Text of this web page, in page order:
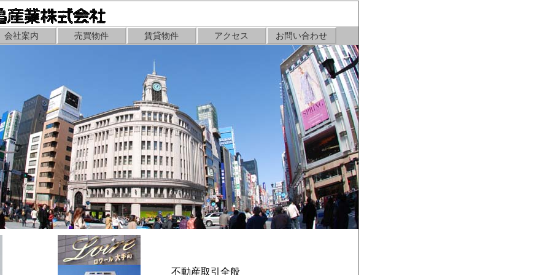
会社案内 売買物件 賃貸物件 アクセス お問い合わせ
不動産取引全般